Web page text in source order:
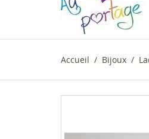
Accueil Bijoux